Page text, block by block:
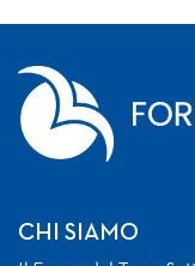
CHI SIAMO